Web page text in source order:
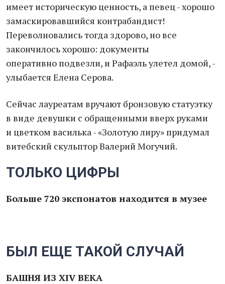
имеет историческую ценность, а певец - хорошо
замаскировавшийся контрабандист!
Переволновались тогда здорово, но все
закончилось хорошо: документы
оперативно подвезли, и Рафаэль улетел домой, -
улыбается Елена Серова.
Сейчас лауреатам вручают бронзовую статуэтку
в виде девушки с обращенными вверх руками
и цветком василька - «Золотую лиру» придумал
витебский скульптор Валерий Могучий.
ТОЛЬКО ЦИФРЫ
Больше 720 экспонатов находится в музее
БЫЛ ЕЩЕ ТАКОЙ СЛУЧАЙ
БАШНЯ ИЗ XIV ВЕКА